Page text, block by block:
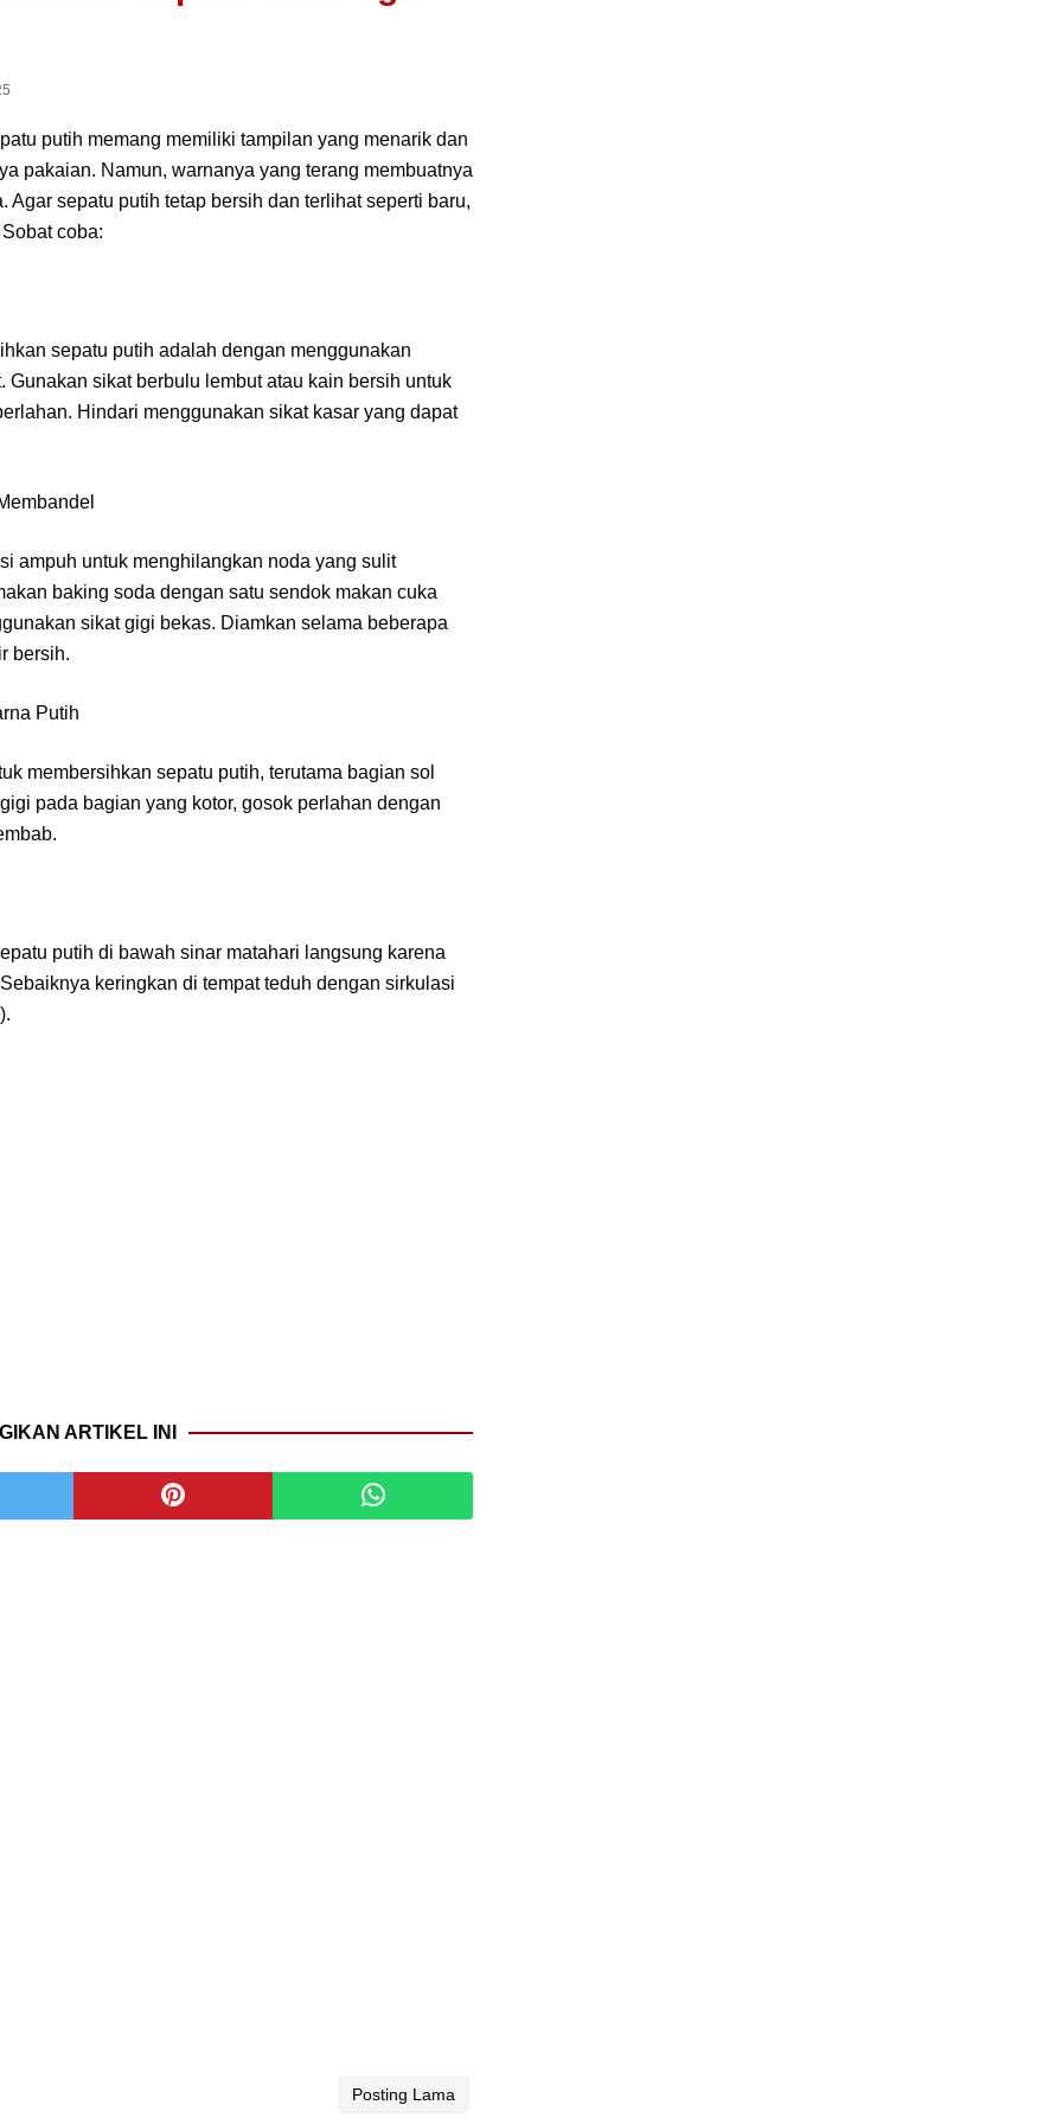
putih memang memiliki tampilan yang menarik dan
pakaian. Namun, warnanya yang terang membuatnya
Agar sepatu putih tetap bersih dan terlihat seperti baru,
coba:
sepatu putih adalah dengan menggunakan
Gunakan sikat berbulu lembut atau kain bersih untuk
Hindari menggunakan sikat kasar yang dapat
ampuh untuk menghilangkan noda yang sulit
baking soda dengan satu sendok makan cuka
sikat gigi bekas. Diamkan selama beberapa
bersih.
Putih
membersihkan sepatu putih, terutama bagian sol
pada bagian yang kotor, gosok perlahan dengan
putih di bawah sinar matahari langsung karena
keringkan di tempat teduh dengan sirkulasi
ARTIKEL INI
Posting Lama